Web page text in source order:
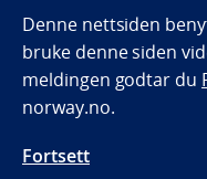
(NO)
Denne nettsiden
bruke denne siden
meldingen godtar du
norway.no.
Fortsett